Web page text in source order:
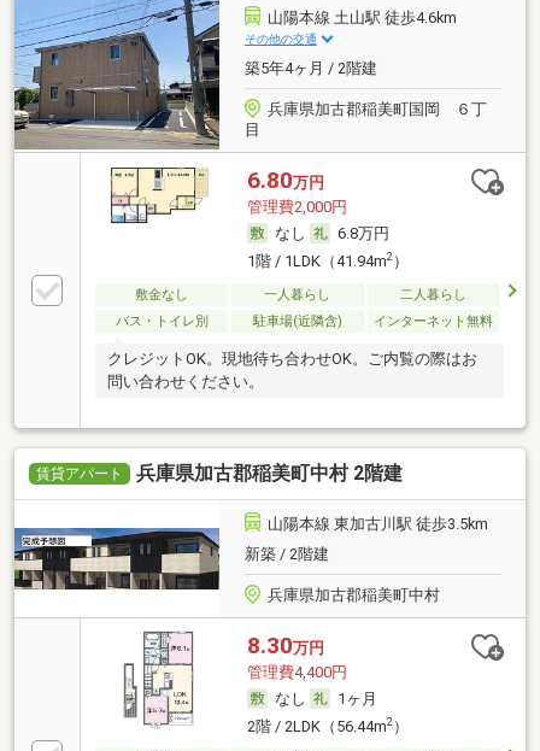
山陽本線 土山駅 徒歩4.6km
その他の交通
築5年4ヶ月 / 2階建
兵庫県加古郡稲美町国岡 ６丁
目
6.80万円
管理費2,000円
なし
6.8万円
1階 / 1LDK（41.94m2）
敷金なし 一人暮らし
二人暮らし
バス・トイレ別
駐車場(近隣含) インターネット無料
クレジットOK。現地待ち合わせOK。ご内覧の際はお
問い合わせください。
賃貸アパート 兵庫県加古郡稲美町中村 2階建
山陽本線 東加古川駅 徒歩3.5km
新築 / 2階建
兵庫県加古郡稲美町中村
8.30万円
管理費4,400円
なし
1ヶ月
2階 / 2LDK（56.44m2）